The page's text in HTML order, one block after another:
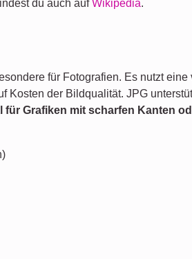
du auch aufWikipedia.
für Fotografien. Es nutzt eine
der Bildqualität. JPG
für Grafiken mit scharfen Kanten